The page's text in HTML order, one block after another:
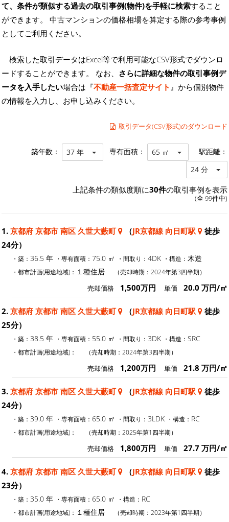
て、条件が類似する過去の取引事例(物件)を手軽に検索すること
ができます。 中古マンションの価格相場を算定する際の参考事例
としてご利用ください。
検索した取引データはExcel等で利用可能なCSV形式でダウンロ
ードすることができます。 なお、 さらに詳細な物件の取引事例デ
ータを入手したい場合は『不動産一括査定サイト 』から個別物件
の情報を入力し、お申し込みください。
取引データ(CSV形式)のダウンロード
築年数： 37 年 専有面積： 65 ㎡ 駅距離：
24 分
上記条件の類似度順に30件の取引事例を表示
(全 99件中)
1. 京都府 京都市 南区 久世大藪町 （JR京都線 向日町駅
徒歩
24分）
・築： 36.5 年 ・専有面積： 75.0 ㎡ ・間取り： 4DK ・構造： 木造
・都市計画(用途地域)： １種住居 （売却時期：2024年第3四半期）
売却価格 1,500万円 単価 20.0 万円/㎡
2. 京都府 京都市 南区 久世大藪町 （JR京都線 向日町駅
徒歩
25分）
・築： 38.5 年 ・専有面積： 55.0 ㎡ ・間取り： 3DK ・構造： SRC
・都市計画(用途地域)： （売却時期：2024年第3四半期）
売却価格 1,200万円 単価 21.8 万円/㎡
3. 京都府 京都市 南区 久世大藪町 （JR京都線 向日町駅
徒歩
24分）
・築： 39.0 年 ・専有面積： 65.0 ㎡ ・間取り： 3LDK ・構造： RC
・都市計画(用途地域)： （売却時期：2025年第1四半期）
売却価格 1,800万円 単価 27.7 万円/㎡
4. 京都府 京都市 南区 久世大藪町 （JR京都線 向日町駅
徒歩
23分）
・築： 35.0 年 ・専有面積： 65.0 ㎡ ・構造： RC
・都市計画(用途地域)： １種住居 （売却時期：2023年第1四半期）